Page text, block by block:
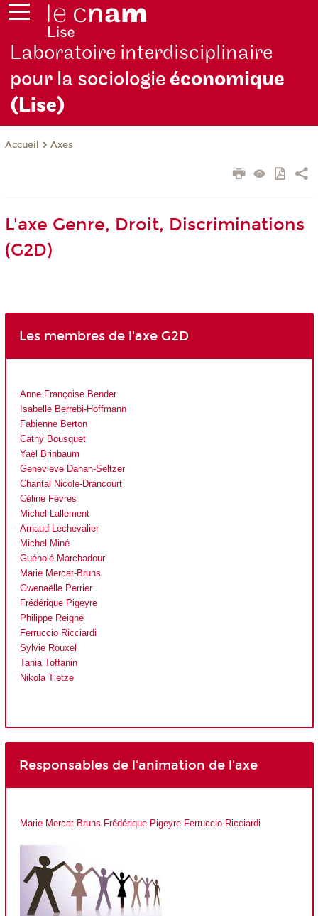
Laboratoire interdisciplinaire
pour la sociologieéconomique
(Lise)
Accueil Axes
L'axe Genre, Droit, Discriminations
(G2D)
Les membres de l'axe G2D
Anne Françoise Bender
Isabelle Berrebi-Hoffmann
Fabienne Berton
Cathy Bousquet
Yaël Brinbaum
Genevieve Dahan-Seltzer
Chantal Nicole-Drancourt
Céline Fèvres
Michel Lallement
Arnaud Lechevalier
Michel Miné
Guénolé Marchadour
Marie Mercat-Bruns
Gwenaëlle Perrier
Frédérique Pigeyre
Philippe Reigné
Ferruccio Ricciardi
Sylvie Rouxel
Tania Toffanin
Nikola Tietze
Responsables de l'animation de l'axe
Marie Mercat-Bruns Frédérique Pigeyre Ferruccio Ricciardi